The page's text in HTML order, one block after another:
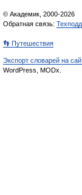
© Академик, 2000-2026
Обратная связь:
👣 Путешествия
Экспорт словарей на
WordPress, MODx.